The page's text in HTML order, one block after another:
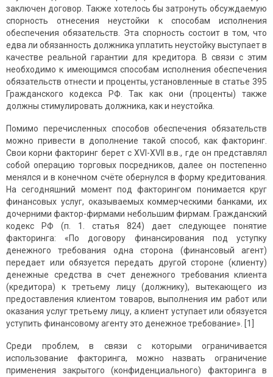
заключен договор. Также хотелось бы затронуть обсуждаемую
спорность отнесения неустойки к способам исполнения
обеспечения обязательств. Эта спорность состоит в том, что
едва ли обязанность должника уплатить неустойку выступает в
качестве реальной гарантии для кредитора. В связи с этим
необходимо к имеющимся способам исполнения обеспечения
обязательств отнести и проценты, установленные в статье 395
Гражданского кодекса РФ. Так как они (проценты) также
должны стимулировать должника, как и неустойка.
Помимо перечисленных способов обеспечения обязательств
можно привести в дополнение такой способ, как факторинг.
Свои корни факторинг берет с XVI-XVII в.в., где он представлял
собой операцию торговых посредников, далее он постепенно
менялся и в конечном счёте обернулся в форму кредитования.
На сегодняшний момент под факторингом понимается круг
финансовых услуг, оказываемых коммерческими банками, их
дочерними фактор-фирмами небольшим фирмам. Гражданский
кодекс РФ (п. 1. статья 824) дает следующее понятие
факторинга: «По договору финансирования под уступку
денежного требования одна сторона (финансовый агент)
передает или обязуется передать другой стороне (клиенту)
денежные средства в счет денежного требования клиента
(кредитора) к третьему лицу (должнику), вытекающего из
предоставления клиентом товаров, выполнения им работ или
оказания услуг третьему лицу, а клиент уступает или обязуется
уступить финансовому агенту это денежное требование». [1]
Среди проблем, в связи с которыми ограничивается
использование факторинга, можно назвать ограничение
применения закрытого (конфиденциального) факторинга в